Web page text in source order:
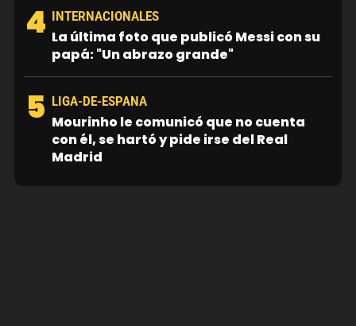
4 INTERNACIONALES
La última foto que publicó Messi con su
papá: "Un abrazo grande"
5 LIGA-DE-ESPANA
Mourinho le comunicó que no cuenta
con él, se hartó y pide irse del Real
Madrid